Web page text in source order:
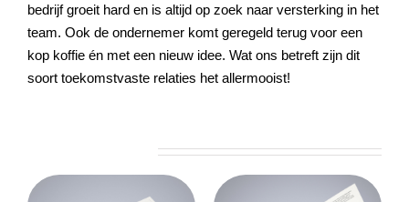
bedrijf groeit hard en is altijd op zoek naar versterking in het
team. Ook de ondernemer komt geregeld terug voor een
kop koffie én met een nieuw idee. Wat ons betreft zijn dit
soort toekomstvaste relaties het allermooist!